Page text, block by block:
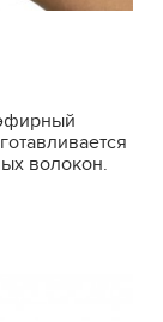
волокон.